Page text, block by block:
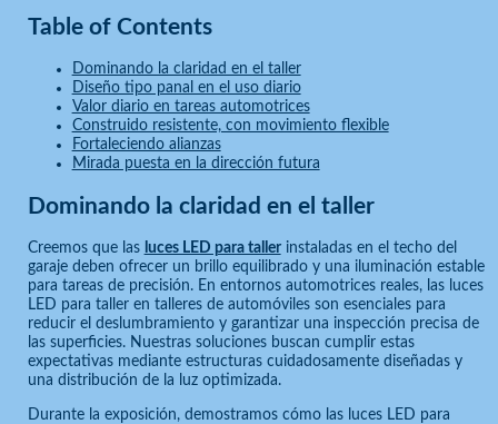
Table of Contents
Dominando la claridad en el taller
Diseño tipo panal en el uso diario
Valor diario en tareas automotrices
Construido resistente, con movimiento flexible
Fortaleciendo alianzas
Mirada puesta en la dirección futura
Dominando la claridad en el taller
Creemos que las luces LED para tallerinstaladas en el techo del
garaje deben ofrecer un brillo equilibrado y una iluminación estable
para tareas de precisión. En entornos automotrices reales, las luces
LED para taller en talleres de automóviles son esenciales para
reducir el deslumbramiento y garantizar una inspección precisa de
las superficies. Nuestras soluciones buscan cumplir estas
expectativas mediante estructuras cuidadosamente diseñadas y
una distribución de la luz optimizada.
Durante la exposición, demostramos cómo las luces LED para